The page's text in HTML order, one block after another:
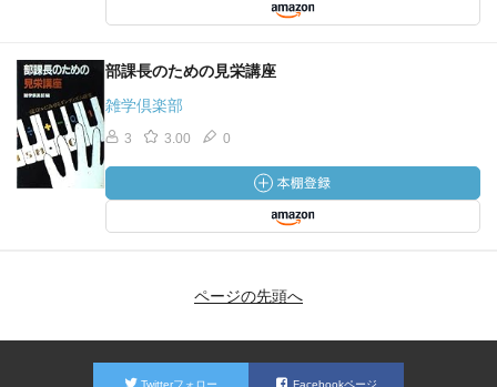
部課長のための見栄講座
雑学倶楽部
3 3.00 0
ページの先頭へ
Twitterフォロー Facebookページ